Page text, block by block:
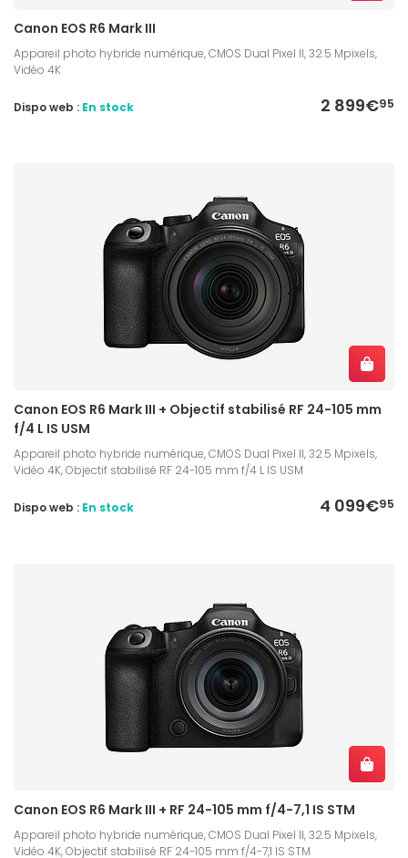
Canon EOS R6 Mark III
Appareil photo hybride numérique, CMOS Dual Pixel II, 32.5 Mpixels,
Vidéo 4K
2 899€95
Dispo web : En stock
Canon EOS R6 Mark III + Objectif stabilisé RF 24-105 mm
f/4 L IS USM
Appareil photo hybride numérique, CMOS Dual Pixel II, 32.5 Mpixels,
Vidéo 4K, Objectif stabilisé RF 24-105 mm f/4 L IS USM
4 099€95
Dispo web : En stock
Canon EOS R6 Mark III + RF 24-105 mm f/4-7,1 IS STM
Appareil photo hybride numérique, CMOS Dual Pixel II, 32.5 Mpixels,
Vidéo 4K, Objectif stabilisé RF 24-105 mm f/4-7,1 IS STM